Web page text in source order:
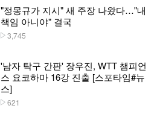
"정몽규가 지시" 새 주장 나왔다…"내
책임 아니야" 결국
3,745
'남자 탁구 간판' 장우진, WTT 챔피언
스 요코하마 16강 진출 [스포타임#뉴
스]
621